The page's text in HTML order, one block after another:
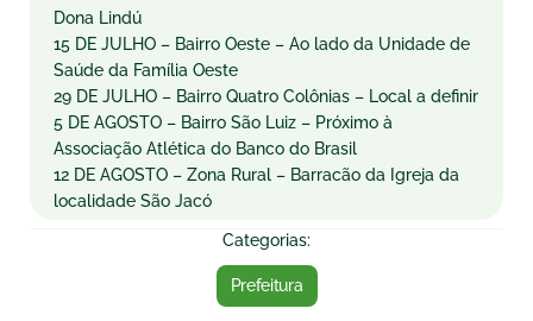
Dona Lindú
15 DE JULHO – Bairro Oeste – Ao lado da Unidade de
Saúde da Família Oeste
29 DE JULHO – Bairro Quatro Colônias – Local a definir
5 DE AGOSTO – Bairro São Luiz – Próximo à
Associação Atlética do Banco do Brasil
12 DE AGOSTO – Zona Rural – Barracão da Igreja da
localidade São Jacó
Categorias:
Prefeitura